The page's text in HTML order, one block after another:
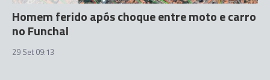
Homem ferido após choque entre moto e carro
no Funchal
29 Set 09:13